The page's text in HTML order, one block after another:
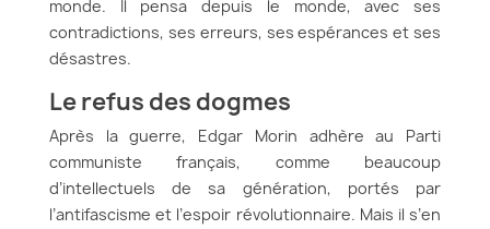
monde. Il pensa depuis le monde, avec ses
contradictions, ses erreurs, ses espérances et ses
désastres.
Le refus des dogmes
Après la guerre, Edgar Morin adhère au Parti
communiste français, comme beaucoup
d’intellectuels de sa génération, portés par
l’antifascisme et l’espoir révolutionnaire. Mais il s’en